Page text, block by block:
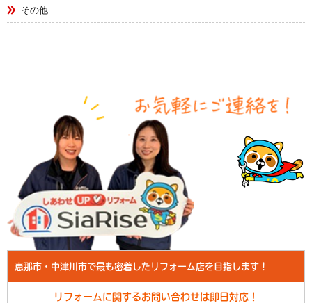
その他
恵那市・中津川市で最も密着したリフォーム店を目指します！
リフォームに関するお問い合わせは即日対応！